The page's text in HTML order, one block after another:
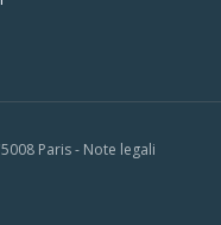
Paris - Note legali